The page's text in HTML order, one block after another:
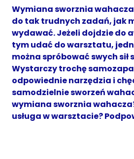
Wymiana sworznia
do tak trudnych zadań, jak
wydawać. Jeżeli dojdzie do
tym udać do warsztatu,
można spróbować swych sił
Wystarczy trochę
odpowiednie narzędzia i
samodzielnie sworzeń
wymiana sworznia
usługa w warsztacie?